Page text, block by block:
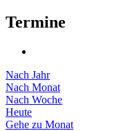
Termine
Nach Jahr
Nach Monat
Nach Woche
Heute
Gehe zu Monat